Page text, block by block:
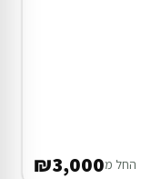
החל מ₪3,000